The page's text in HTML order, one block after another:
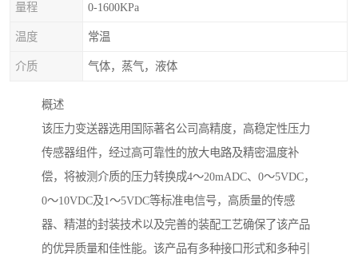
量程 0-1600KPa
温度 常温
介质 气体，蒸气，液体
概述
该压力变送器选用国际著名公司高精度，高稳定性压力
传感器组件，经过高可靠性的放大电路及精密温度补
偿，将被测介质的压力转换成4～20mADC、0～5VDC，
0～10VDC及1～5VDC等标准电信号，高质量的传感
器、精湛的封装技术以及完善的装配工艺确保了该产品
的优异质量和佳性能。该产品有多种接口形式和多种引